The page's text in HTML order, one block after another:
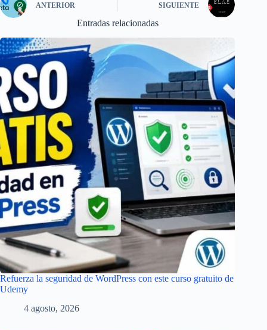
ANTERIOR SIGUIENTE
Entradas relacionadas
Refuerza la seguridad de WordPress con este curso gratuito de
Udemy
4 agosto, 2026